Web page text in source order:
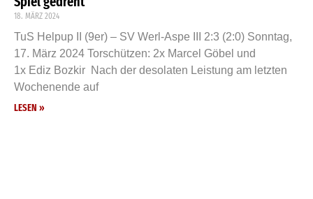
18. MÄRZ 2024
TuS Helpup II (9er) – SV Werl-Aspe III 2:3 (2:0) Sonntag,
17. März 2024 Torschützen: 2x Marcel Göbel und
1x Ediz Bozkir Nach der desolaten Leistung am letzten
Wochenende auf
LESEN »